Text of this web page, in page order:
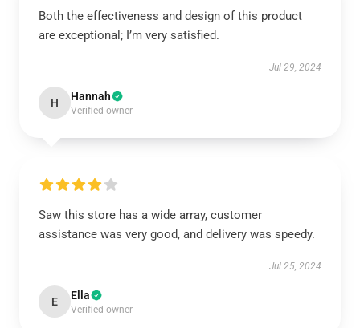
Both the effectiveness and design of this product
are exceptional; I’m very satisfied.
Jul 29, 2024
H Hannah
Verified owner
Saw this store has a wide array, customer
assistance was very good, and delivery was speedy.
Jul 25, 2024
E Ella
Verified owner